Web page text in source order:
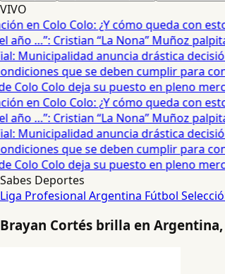
VIVO
en Colo Colo: ¿Y cómo queda con
…”: Cristian “La Nona” Muñoz
Municipalidad anuncia drástica
que se deben cumplir para
Colo Colo deja su puesto en pleno
en Colo Colo: ¿Y cómo queda con
…”: Cristian “La Nona” Muñoz
Municipalidad anuncia drástica
que se deben cumplir para
Colo Colo deja su puesto en pleno
Sabes Deportes
Liga Profesional Argentina Fútbol
Brayan Cortés brilla en